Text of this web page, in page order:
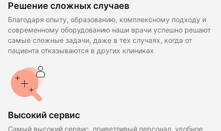
Решение сложных случаев
Благодаря опыту, образованию, комплексному подходу и
современному оборудованию наши врачи успешно решают
самые сложные задачи, даже в тех случаях, когда от
пациента отказываются в других клиниках
Высокий сервис
Самый высокий сервис, приветливый персонал, удобное